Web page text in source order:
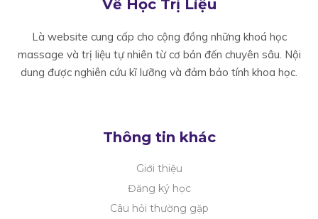
Về Học Trị Liệu
Là website cung cấp cho cộng đồng những khoá học
massage và trị liệu tự nhiên từ cơ bản đến chuyên sâu. Nội
dung được nghiên cứu kĩ lưỡng và đảm bảo tính khoa học.
Thông tin khác
Giới thiệu
Đăng ký học
Câu hỏi thường gặp